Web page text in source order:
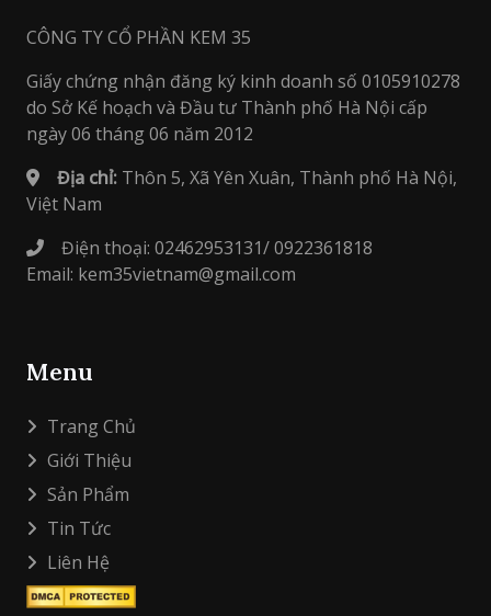
CÔNG TY CỔ PHẦN KEM 35
Giấy chứng nhận đăng ký kinh doanh số 0105910278
do Sở Kế hoạch và Đầu tư Thành phố Hà Nội cấp
ngày 06 tháng 06 năm 2012
Địa chỉ: Thôn 5, Xã Yên Xuân, Thành phố Hà Nội,
Việt Nam
Điện thoại: 02462953131/ 0922361818
Email: kem35vietnam@gmail.com
Menu
Trang Chủ
Giới Thiệu
Sản Phẩm
Tin Tức
Liên Hệ